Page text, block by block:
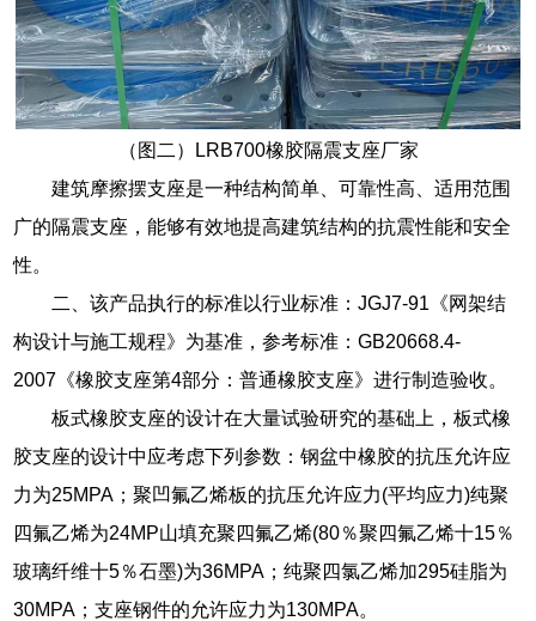
（图二）LRB700橡胶隔震支座厂家
建筑摩擦摆支座是一种结构简单、可靠性高、适用范围
广的隔震支座，能够有效地提高建筑结构的抗震性能和安全
性。
二、该产品执行的标准以行业标准：JGJ7-91《网架结
构设计与施工规程》为基准，参考标准：GB20668.4-
2007《橡胶支座第4部分：普通橡胶支座》进行制造验收。
板式橡胶支座的设计在大量试验研究的基础上，板式橡
胶支座的设计中应考虑下列参数：钢盆中橡胶的抗压允许应
力为25MPA；聚凹氟乙烯板的抗压允许应力(平均应力)纯聚
四氟乙烯为24MP山填充聚四氟乙烯(80％聚四氟乙烯十15％
玻璃纤维十5％石墨)为36MPA；纯聚四氯乙烯加295硅脂为
30MPA；支座钢件的允许应力为130MPA。